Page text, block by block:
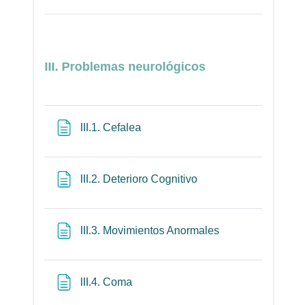
III. Problemas neurológicos
III.1. Cefalea
III.2. Deterioro CognitivoPágina
III.3. Movimientos AnormalesPágina
III.4. Coma